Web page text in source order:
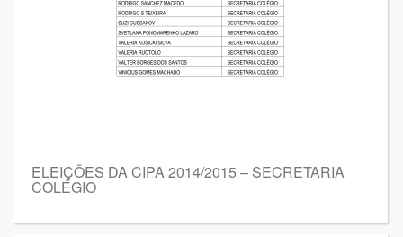
ELEIÇÕES DA CIPA 2014/2015 – SECRETARIA
COLÉGIO